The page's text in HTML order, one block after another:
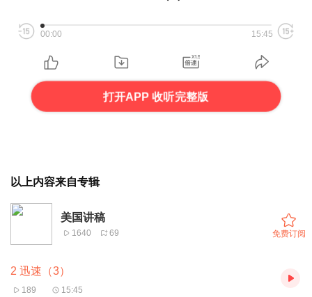
00:00 15:45
打开APP 收听完整版
以上内容来自专辑
美国讲稿
1640 69 免费订阅
2 迅速（3）
189 15:45